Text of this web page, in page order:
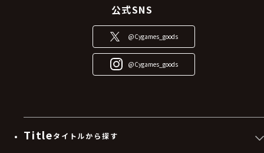
公式SNS
@Cygames_goods
@Cygames_goods
Titleタイトルから探す